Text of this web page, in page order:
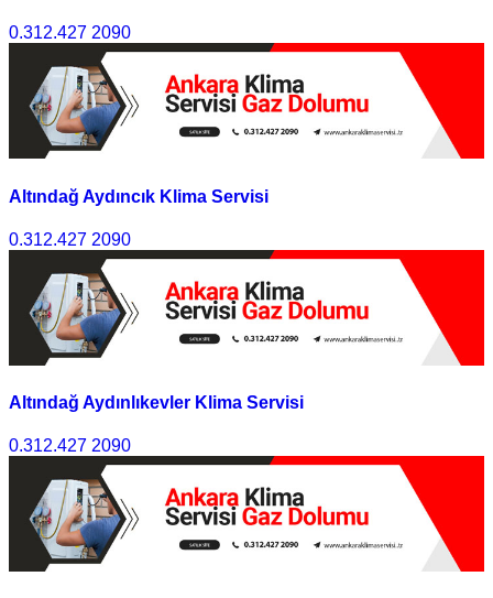
0.312.427 2090
Altındağ Aydıncık Klima Servisi
0.312.427 2090
Altındağ Aydınlıkevler Klima Servisi
0.312.427 2090